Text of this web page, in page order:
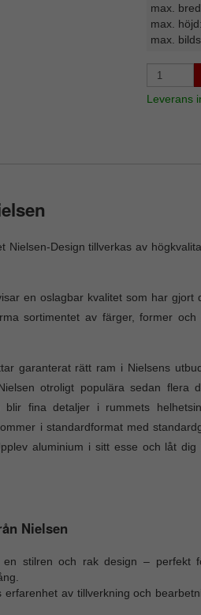
max.
max.
max.
Leverans
Nielsen-Design tillverkas av
en oslagbar kvalitet som har
sortimentet av färger, former
garanterat rätt ram i Nielsens
otroligt populära sedan flera
fina detaljer i rummets
i standardformat med
aluminium i sitt esse och låt
Nielsen
en stilren och rak design – perfekt
erfarenhet av tillverkning och